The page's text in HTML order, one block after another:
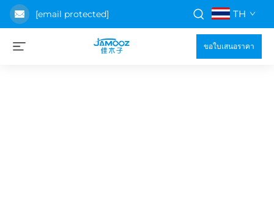
[email protected] TH
ขอใบเสนอราคา